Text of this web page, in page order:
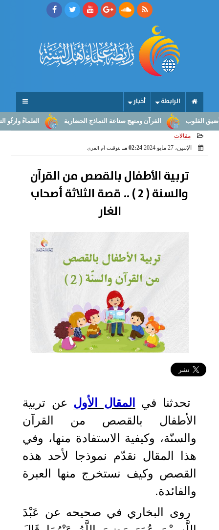
الرابطة أخبار
العلماءُ وارثُو النبوّة: من القرآن ومنهج صناعة النماذج الحضارية
مقالات
الإثنين، 27 مايو 2024
02:24 مـ بتوقيت أم القرى
تربية الأطفال بالقصص من القرآن
والسنة ( 2 ) .. قصة الثلاثة أصحاب
الغار
تحدثنا في المقال الأول عن تربية
الأطفال بالقصص من القرآن
والسنّة، وكيفية الاستفادة منها، وفي
هذا المقال نقدّم نموذجا لأحد هذه
القصص وكيف نستخرج منها العبرة
والفائدة.
روى البخاري في صحيحه عن عَبْدَ